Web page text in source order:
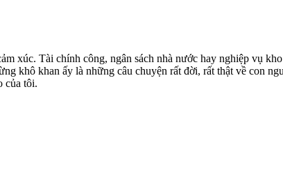
xúc. Tài chính công, ngân sách nhà nước hay nghiệp vụ
khô khan ấy là những câu chuyện rất đời, rất thật về con
của tôi.